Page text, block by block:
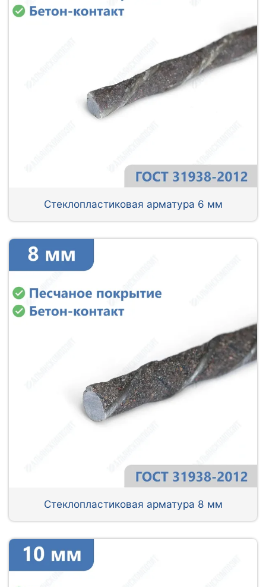
Стеклопластиковая арматура 6 мм
Стеклопластиковая арматура 8 мм